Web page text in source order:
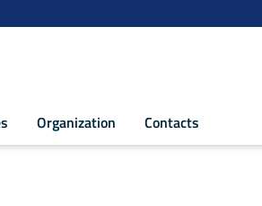
Organization Contacts
2020